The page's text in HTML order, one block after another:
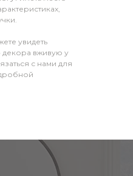
увидеть
вживую у
с нами для